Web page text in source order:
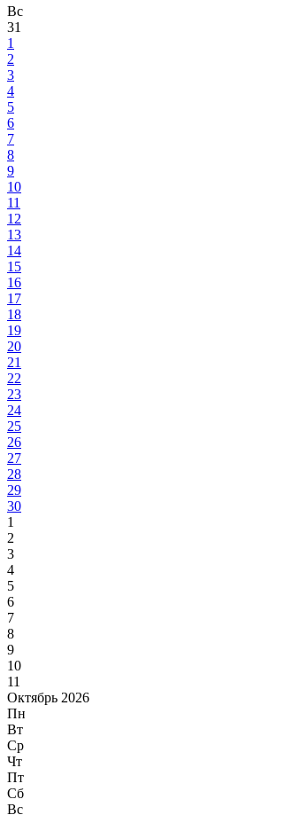
Вс
31
1
2
3
4
5
6
7
8
9
10
11
12
13
14
15
16
17
18
19
20
21
22
23
24
25
26
27
28
29
30
1
2
3
4
5
6
7
8
9
10
11
Октябрь 2026
Пн
Вт
Ср
Чт
Пт
Сб
Вс